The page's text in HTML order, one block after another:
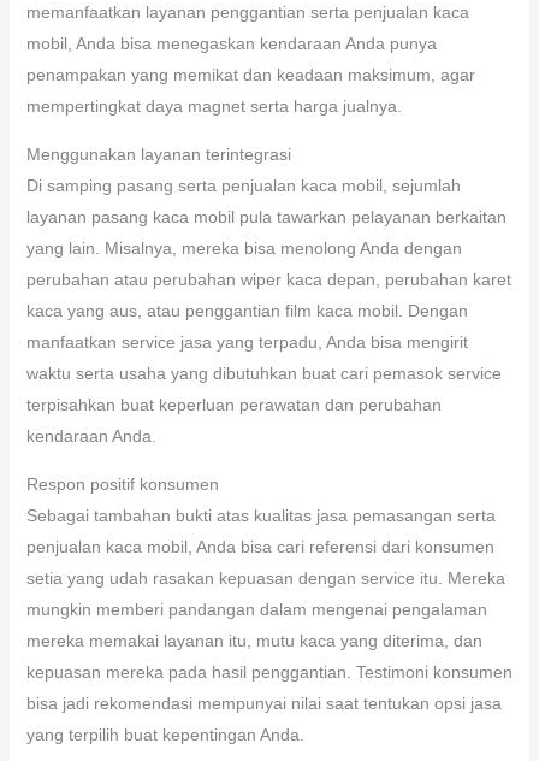
memanfaatkan layanan penggantian serta penjualan kaca
mobil, Anda bisa menegaskan kendaraan Anda punya
penampakan yang memikat dan keadaan maksimum, agar
mempertingkat daya magnet serta harga jualnya.
Menggunakan layanan terintegrasi
Di samping pasang serta penjualan kaca mobil, sejumlah
layanan pasang kaca mobil pula tawarkan pelayanan berkaitan
yang lain. Misalnya, mereka bisa menolong Anda dengan
perubahan atau perubahan wiper kaca depan, perubahan karet
kaca yang aus, atau penggantian film kaca mobil. Dengan
manfaatkan service jasa yang terpadu, Anda bisa mengirit
waktu serta usaha yang dibutuhkan buat cari pemasok service
terpisahkan buat keperluan perawatan dan perubahan
kendaraan Anda.
Respon positif konsumen
Sebagai tambahan bukti atas kualitas jasa pemasangan serta
penjualan kaca mobil, Anda bisa cari referensi dari konsumen
setia yang udah rasakan kepuasan dengan service itu. Mereka
mungkin memberi pandangan dalam mengenai pengalaman
mereka memakai layanan itu, mutu kaca yang diterima, dan
kepuasan mereka pada hasil penggantian. Testimoni konsumen
bisa jadi rekomendasi mempunyai nilai saat tentukan opsi jasa
yang terpilih buat kepentingan Anda.